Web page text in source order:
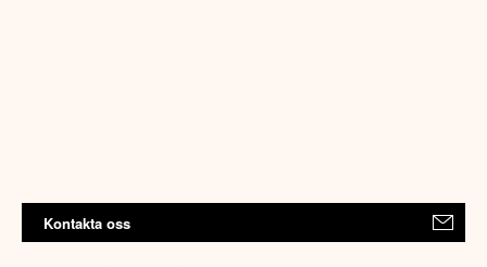
Kontakta oss